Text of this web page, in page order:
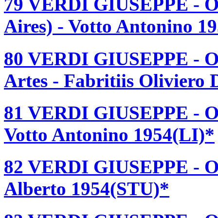
79 VERDI GIUSEPPE -
Aires) - Votto Antonino
80 VERDI GIUSEPPE -
Artes - Fabritiis Oliviero
81 VERDI GIUSEPPE -
Votto Antonino 1954(LI)*
82 VERDI GIUSEPPE -
Alberto 1954(STU)*